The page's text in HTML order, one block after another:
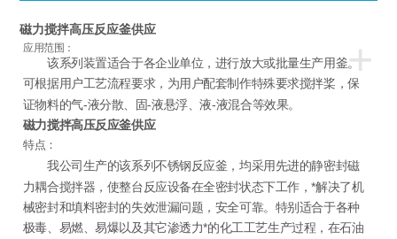
磁力搅拌高压反应釜供应
+
应用范围：
该系列装置适合于各企业单位，进行放大或批量生产用釜。
可根据用户工艺流程要求，为用户配套制作特殊要求搅拌桨，保
证物料的气-液分散、固-液悬浮、液-液混合等效果。
磁力搅拌高压反应釜供应
特点：
我公司生产的该系列不锈钢反应釜，均采用先进的静密封磁
力耦合搅拌器，使整台反应设备在全密封状态下工作，*解决了机
械密封和填料密封的失效泄漏问题，安全可靠。特别适合于各种
极毒、易燃、易爆以及其它渗透力*的化工工艺生产过程，在石油